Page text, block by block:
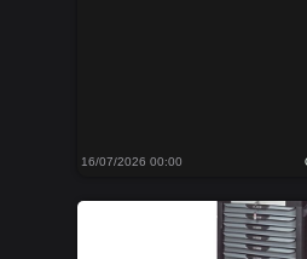
16/07/2026 00:00